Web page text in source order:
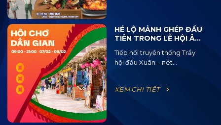
HÉ LỘ MẢNH GHÉP ĐẦU
TIÊN TRONG LỄ HỘI ÂM
OCEAN JAM 2025
Tiếp nối truyền thống Trẩy
hội đầu Xuân – nét...
XEM CHI TIẾT